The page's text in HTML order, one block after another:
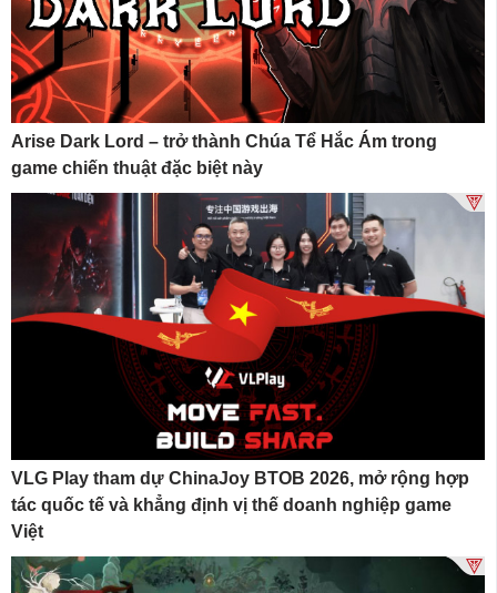
Arise Dark Lord – trở thành Chúa Tể Hắc Ám trong
game chiến thuật đặc biệt này
VLG Play tham dự ChinaJoy BTOB 2026, mở rộng hợp
tác quốc tế và khẳng định vị thế doanh nghiệp game
Việt